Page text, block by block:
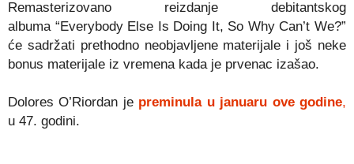
Remasterizovano reizdanje debitantskog
albuma “Everybody Else Is Doing It, So Why Can’t We?”
će sadržati prethodno neobjavljene materijale i još neke
bonus materijale iz vremena kada je prvenac izašao.
Dolores O’Riordan je preminula u januaru ove godine,
u 47. godini.